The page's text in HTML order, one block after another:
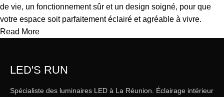
de vie, un fonctionnement sûr et un design soigné, pour que
votre espace soit parfaitement éclairé et agréable à vivre.
Read More
LED'S RUN
Spécialiste des luminaires LED à La Réunion. Éclairage intérieur